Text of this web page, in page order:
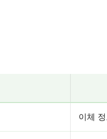
이체